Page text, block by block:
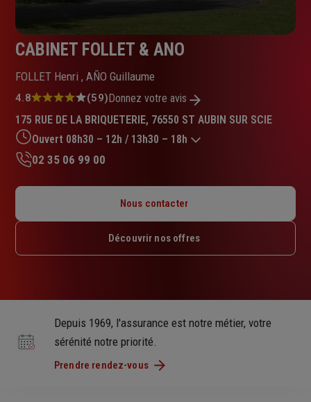
CABINET FOLLET & ANO
FOLLET Henri , AÑO Guillaume
Note
4.8
sur
5
étoiles
4.8 (59)Donnez votre avis
175 RUE DE LA BRIQUETERIE, 76550 ST AUBIN SUR SCIE
Ouvert 08h30 – 12h / 13h30 – 18h
Mardi : 08h30 – 12h / 13h30 – 18h
Jeudi : 08h30 – 12h / 13h30 – 18h
02 35 06 99 00
Nous contacter
Découvrir nos offres
Depuis 1969, l'assurance est notre métier, votre
sérénité notre priorité.
Prendre rendez-vous